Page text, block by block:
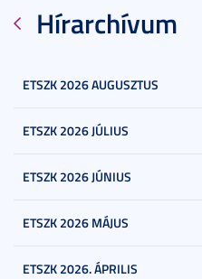
Hírarchívum
ETSZK 2026 AUGUSZTUS
ETSZK 2026 JÚLIUS
ETSZK 2026 JÚNIUS
ETSZK 2026 MÁJUS
ETSZK 2026. ÁPRILIS